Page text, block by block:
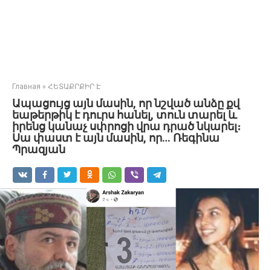
Главная » ՀԵՏԱՔՐՔԻՐ Է
Ապացույց այն մասին, որ նշված անձը քվ
եաթերթիկ է դուրս հանել, տուն տարել և
իրենց կանաչ սփրոցի վրա դրած նկարել։
Սա փաստ է այն մասին, որ… Ռեգինա
Պրազյան